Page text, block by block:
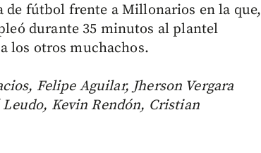
fútbol frente a Millonarios en la que,
durante 35 minutos al plantel
los otros muchachos.
Felipe Aguilar, Jherson Vergara
Leudo, Kevin Rendón, Cristian